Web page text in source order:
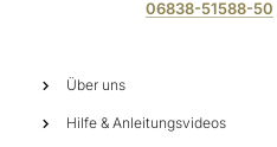
06838-51588-50
Über uns
Hilfe & Anleitungsvideos